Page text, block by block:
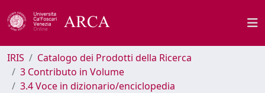
IRIS
Catalogo dei Prodotti della Ricerca
3 Contributo in Volume
3.4 Voce in dizionario/enciclopedia